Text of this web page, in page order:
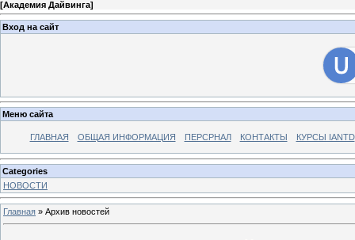
[Академия Дайвинга]
Вход на сайт
Меню сайта
ГЛАВНАЯ ОБЩАЯ ИНФОРМАЦИЯ ПЕРСРНАЛ КОНТАКТЫ КУРСЫ IANTD
Categories
НОВОСТИ
Главная » Архив новостей